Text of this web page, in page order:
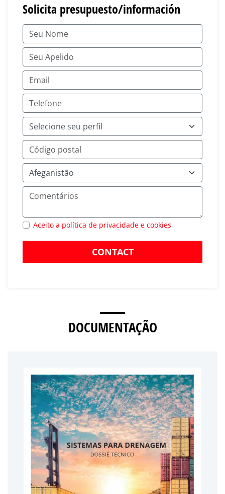
Solicita presupuesto/información
Aceito a política de privacidade e cookies
CONTACT
DOCUMENTAÇÃO